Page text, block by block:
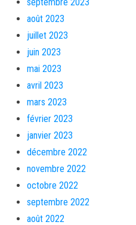
août 2023
juillet 2023
juin 2023
mai 2023
avril 2023
mars 2023
février 2023
janvier 2023
décembre 2022
novembre 2022
octobre 2022
septembre 2022
août 2022